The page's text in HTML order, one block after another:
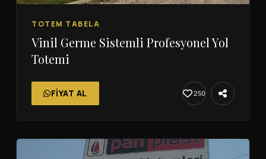
TOTEM TABELA
Vinil Germe Sistemli Profesyonel Yol
Totemi
FIYAT AL 250